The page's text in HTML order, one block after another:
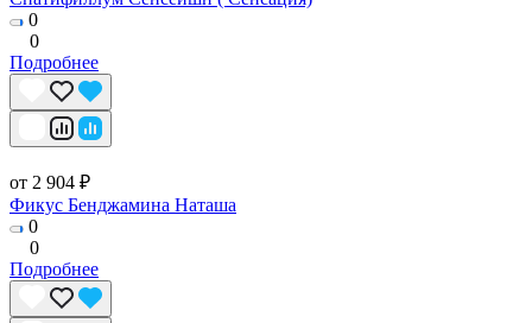
0
0
Подробнее
от 2 904 ₽
Фикус Бенджамина Наташа
0
0
Подробнее